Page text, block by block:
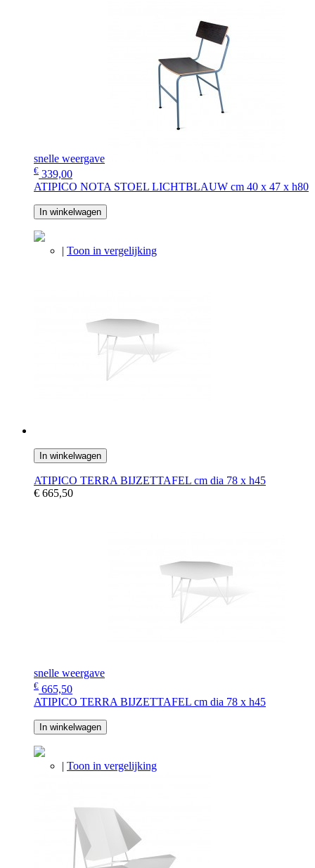
snelle weergave
€ 339,00
ATIPICO NOTA STOEL LICHTBLAUW cm 40 x 47 x h80
In winkelwagen
| Toon in vergelijking
In winkelwagen
ATIPICO TERRA BIJZETTAFEL cm dia 78 x h45
€ 665,50
snelle weergave
€ 665,50
ATIPICO TERRA BIJZETTAFEL cm dia 78 x h45
In winkelwagen
| Toon in vergelijking